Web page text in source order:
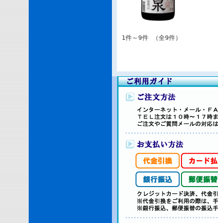
1件～9件 （全9件）